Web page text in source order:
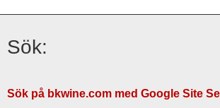
Sök:
Sök på bkwine.com med Google Site